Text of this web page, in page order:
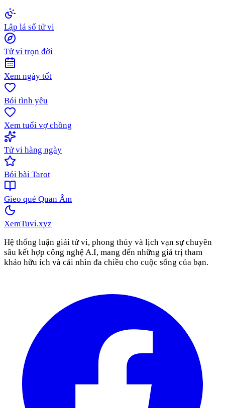
Lập lá số tử vi
Tử vi trọn đời
Xem ngày tốt
Bói tình yêu
Xem tuổi vợ chồng
Tử vi hàng ngày
Bói bài Tarot
Gieo quẻ Quan Âm
XemTuvi.xyz
Hệ thống luận giải tử vi, phong thủy và lịch vạn sự chuyên
sâu kết hợp công nghệ A.I, mang đến những giá trị tham
khảo hữu ích và cái nhìn đa chiều cho cuộc sống của bạn.